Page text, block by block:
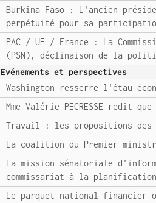
Burkina Faso : L'ancien
perpétuité pour sa participation
PAC / UE / France : La
(PSN), déclinaison de la
Evénements et perspectives
Washington resserre l'étau
Mme Valérie PECRESSE redit
Travail : les propositions
La coalition du Premier
La mission sénatoriale
commissariat à la
Le parquet national financier